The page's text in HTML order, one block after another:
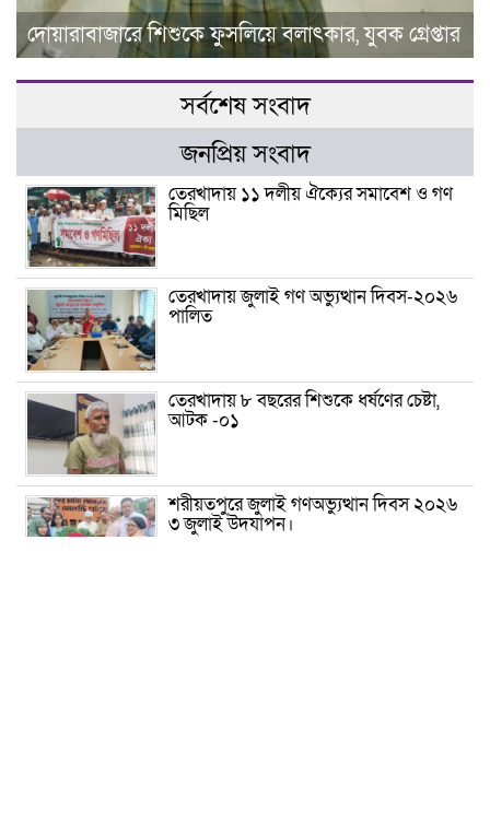
দোয়ারাবাজারে শিশুকে ফুসলিয়ে বলাৎকার, যুবক গ্রেপ্তার
সর্বশেষ সংবাদ
জনপ্রিয় সংবাদ
তেরখাদায় ১১ দলীয় ঐক্যের সমাবেশ ও গণ
মিছিল
তেরখাদায় জুলাই গণ অভ্যুত্থান দিবস-২০২৬
পালিত
তেরখাদায় ৮ বছরের শিশুকে ধর্ষণের চেষ্টা,
আটক -০১
শরীয়তপুরে জুলাই গণঅভ্যুত্থান দিবস ২০২৬
৩ জুলাই উদযাপন।